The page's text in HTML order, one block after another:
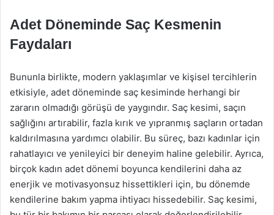
Adet Döneminde Saç Kesmenin
Faydaları
Bununla birlikte, modern yaklaşımlar ve kişisel tercihlerin
etkisiyle, adet döneminde saç kesiminde herhangi bir
zararın olmadığı görüşü de yaygındır. Saç kesimi, saçın
sağlığını artırabilir, fazla kırık ve yıpranmış saçların ortadan
kaldırılmasına yardımcı olabilir. Bu süreç, bazı kadınlar için
rahatlayıcı ve yenileyici bir deneyim haline gelebilir. Ayrıca,
birçok kadın adet dönemi boyunca kendilerini daha az
enerjik ve motivasyonsuz hissettikleri için, bu dönemde
kendilerine bakım yapma ihtiyacı hissedebilir. Saç kesimi,